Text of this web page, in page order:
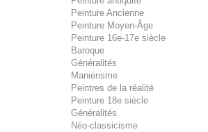
Peinture Ancienne
Peinture Moyen-Âge
Peinture 16e-17e siècle
Baroque
Généralités
Maniérisme
Peintres de la réalité
Peinture 18e siècle
Généralités
Néo-classicisme